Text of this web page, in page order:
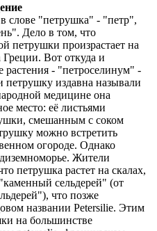
слове "петрушка" - "петр",
Дело в том, что
петрушки произрастает на
Вот откуда и
растения - "петроселинум" -
издавна называли
медицине она
место: её листьями
смешанным с соком
можно встретить
огороде. Однако
Жители
петрушка растет на скалах,
сельдерей" (от
что позже
названии Petersilie. Этим
на большинстве